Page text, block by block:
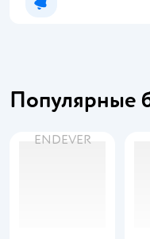
Уведомить о появлении
Популярные
ENDEVER